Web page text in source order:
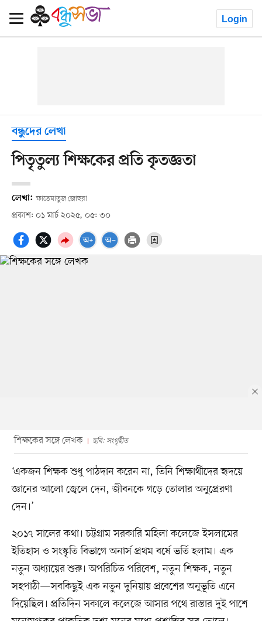
Login
বন্ধুদের লেখা
পিতৃতুল্য শিক্ষকের প্রতি কৃতজ্ঞতা
লেখা: ফাতেমাতুজ জোহুরা
প্রকাশ: ০১ মার্চ ২০২৫, ০৫: ৩০
শিক্ষকের সঙ্গে লেখক ছবি: সংগৃহীত
‘একজন শিক্ষক শুধু পাঠদান করেন না, তিনি শিক্ষার্থীদের হৃদয়ে
জ্ঞানের আলো জ্বেলে দেন, জীবনকে গড়ে তোলার অনুপ্রেরণা
দেন।’
২০১৭ সালের কথা। চট্টগ্রাম সরকারি মহিলা কলেজে ইসলামের
ইতিহাস ও সংস্কৃতি বিভাগে অনার্স প্রথম বর্ষে ভর্তি হলাম। এক
নতুন অধ্যায়ের শুরু। অপরিচিত পরিবেশ, নতুন শিক্ষক, নতুন
সহপাঠী—সবকিছুই এক নতুন দুনিয়ায় প্রবেশের অনুভূতি এনে
দিয়েছিল। প্রতিদিন সকালে কলেজে আসার পথে রাস্তার দুই পাশে